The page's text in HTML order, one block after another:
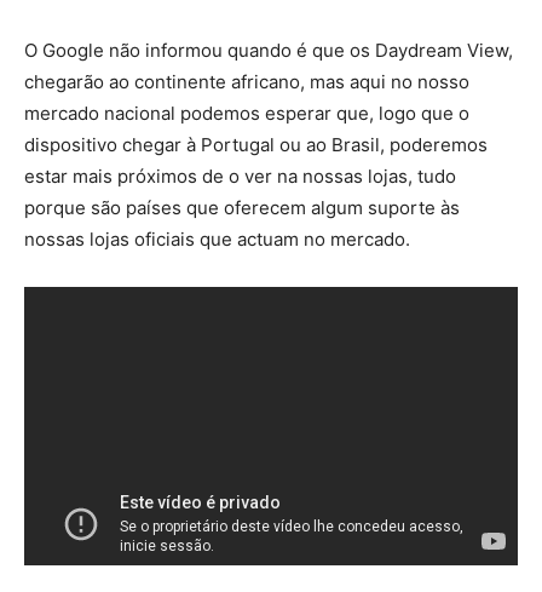
O Google não informou quando é que os Daydream View,
chegarão ao continente africano, mas aqui no nosso
mercado nacional podemos esperar que, logo que o
dispositivo chegar à Portugal ou ao Brasil, poderemos
estar mais próximos de o ver na nossas lojas, tudo
porque são países que oferecem algum suporte às
nossas lojas oficiais que actuam no mercado.